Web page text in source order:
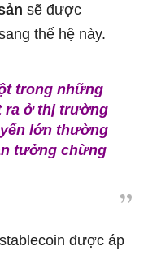
sẽ được
thế hệ này.
trong những
ra ở thị trường
lớn thường
tưởng chừng
được áp